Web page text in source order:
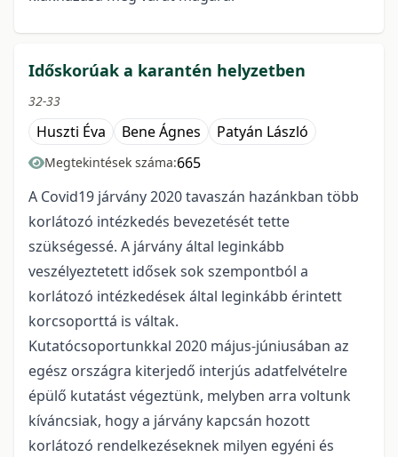
Időskorúak a karantén helyzetben
32-33
Huszti Éva Bene Ágnes Patyán László
Megtekintések száma:665
A Covid19 járvány 2020 tavaszán hazánkban több
korlátozó intézkedés bevezetését tette
szükségessé. A járvány által leginkább
veszélyeztetett idősek sok szempontból a
korlátozó intézkedések által leginkább érintett
korcsoporttá is váltak.
Kutatócsoportunkkal 2020 május-júniusában az
egész országra kiterjedő interjús adatfelvételre
épülő kutatást végeztünk, melyben arra voltunk
kíváncsiak, hogy a járvány kapcsán hozott
korlátozó rendelkezéseknek milyen egyéni és